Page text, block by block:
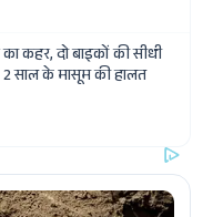
कहर, दो बाइकों की सीधी
2 साल के मासूम की हालत